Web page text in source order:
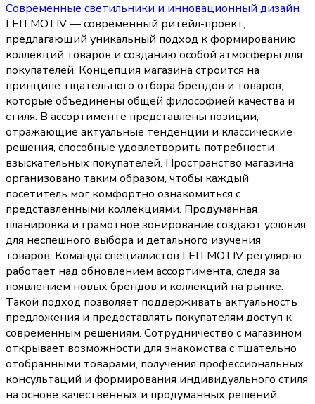
Современные светильники и инновационный дизайн
LEITMOTIV — современный ритейл-проект,
предлагающий уникальный подход к формированию
коллекций товаров и созданию особой атмосферы для
покупателей. Концепция магазина строится на
принципе тщательного отбора брендов и товаров,
которые объединены общей философией качества и
стиля. В ассортименте представлены позиции,
отражающие актуальные тенденции и классические
решения, способные удовлетворить потребности
взыскательных покупателей. Пространство магазина
организовано таким образом, чтобы каждый
посетитель мог комфортно ознакомиться с
представленными коллекциями. Продуманная
планировка и грамотное зонирование создают условия
для неспешного выбора и детального изучения
товаров. Команда специалистов LEITMOTIV регулярно
работает над обновлением ассортимента, следя за
появлением новых брендов и коллекций на рынке.
Такой подход позволяет поддерживать актуальность
предложения и предоставлять покупателям доступ к
современным решениям. Сотрудничество с магазином
открывает возможности для знакомства с тщательно
отобранными товарами, получения профессиональных
консультаций и формирования индивидуального стиля
на основе качественных и продуманных решений.